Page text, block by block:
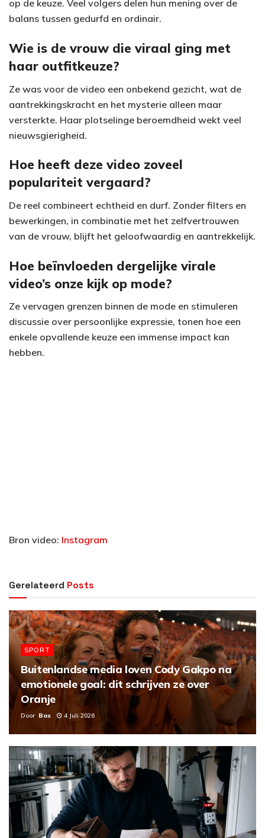
op de keuze. Veel volgers delen hun mening over de
balans tussen gedurfd en ordinair.
Wie is de vrouw die viraal ging met
haar outfitkeuze?
Ze was voor de video een onbekend gezicht, wat de
aantrekkingskracht en het mysterie alleen maar
versterkte. Haar plotselinge beroemdheid wekt veel
nieuwsgierigheid.
Hoe heeft deze video zoveel
populariteit vergaard?
De reel combineert echtheid en durf. Zonder filters en
bewerkingen, in combinatie met het zelfvertrouwen
van de vrouw, blijft het geloofwaardig en aantrekkelijk.
Hoe beïnvloeden dergelijke virale
video’s onze kijk op mode?
Ze vervagen grenzen binnen de mode en stimuleren
discussie over persoonlijke expressie, tonen hoe een
enkele opvallende keuze een immense impact kan
hebben.
Bron video: Instagram
Gerelateerd Posts
SPORT
Buitenlandse media loven Cody Gakpo na
emotionele goal: dit schrijven ze over
Oranje
Door Bas 4 Juli 2026